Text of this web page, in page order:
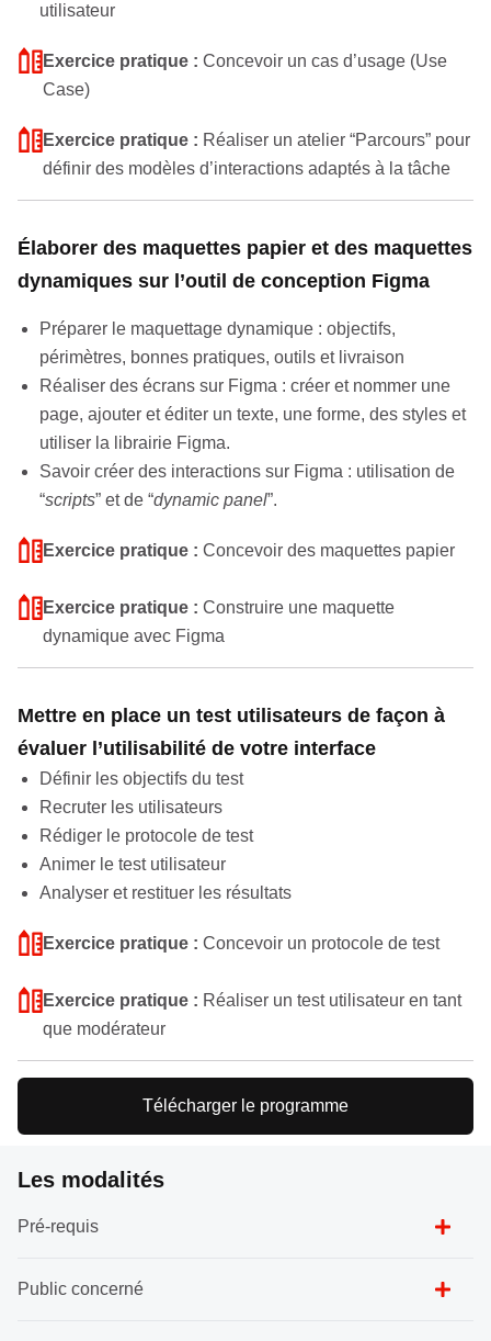
utilisateur
Exercice pratique : Concevoir un cas d’usage (Use
Case)
Exercice pratique : Réaliser un atelier “Parcours” pour
définir des modèles d’interactions adaptés à la tâche
Élaborer des maquettes papier et des maquettes
dynamiques sur l’outil de conception Figma
Préparer le maquettage dynamique : objectifs,
périmètres, bonnes pratiques, outils et livraison
Réaliser des écrans sur Figma : créer et nommer une
page, ajouter et éditer un texte, une forme, des styles et
utiliser la librairie Figma.
Savoir créer des interactions sur Figma : utilisation de
“scripts” et de “dynamic panel”.
Exercice pratique : Concevoir des maquettes papier
Exercice pratique : Construire une maquette
dynamique avec Figma
Mettre en place un test utilisateurs de façon à
évaluer l’utilisabilité de votre interface
Définir les objectifs du test
Recruter les utilisateurs
Rédiger le protocole de test
Animer le test utilisateur
Analyser et restituer les résultats
Exercice pratique : Concevoir un protocole de test
Exercice pratique : Réaliser un test utilisateur en tant
que modérateur
Télécharger le programme
Les modalités
Pré-requis
Public concerné